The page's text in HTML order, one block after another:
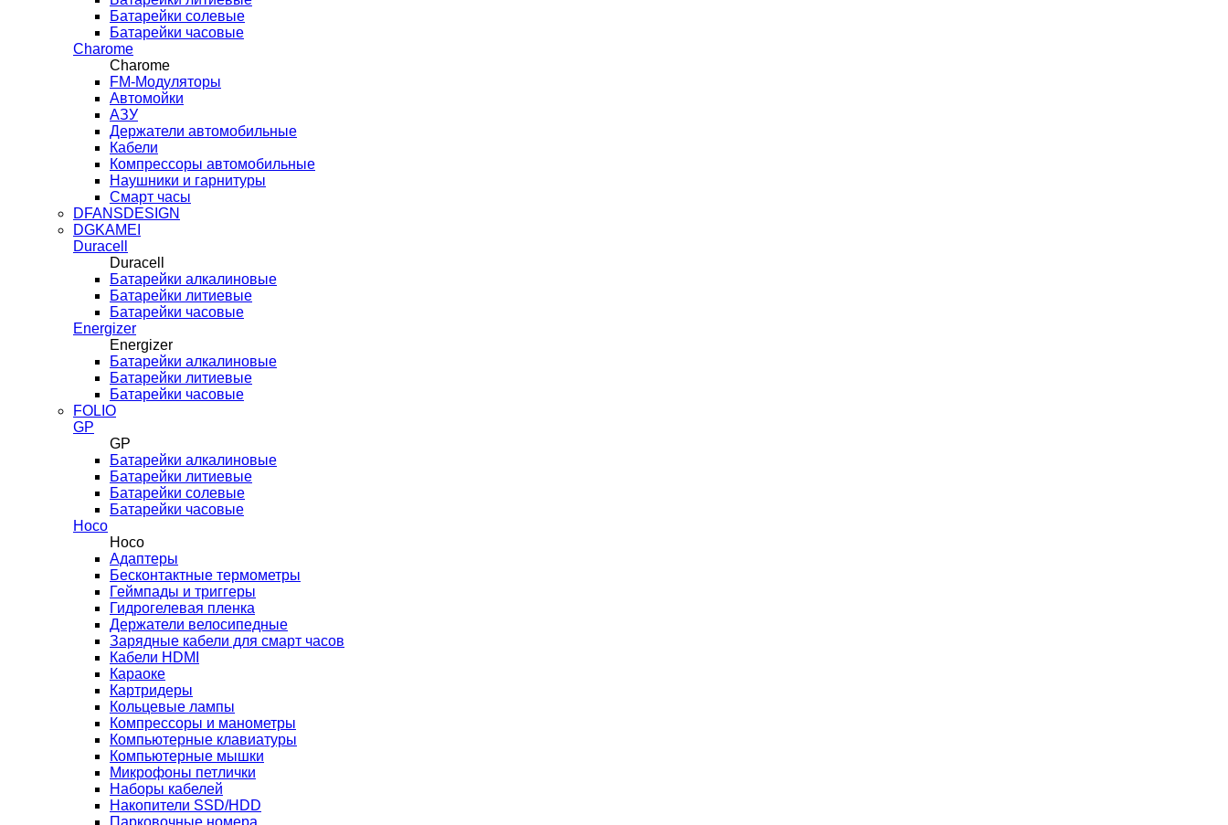
Батарейки солевые
Батарейки часовые
Charome
Charome
FM-Модуляторы
Автомойки
АЗУ
Держатели автомобильные
Кабели
Компрессоры автомобильные
Наушники и гарнитуры
Смарт часы
DFANSDESIGN
DGKAMEI
Duracell
Duracell
Батарейки алкалиновые
Батарейки литиевые
Батарейки часовые
Energizer
Energizer
Батарейки алкалиновые
Батарейки литиевые
Батарейки часовые
FOLIO
GP
GP
Батарейки алкалиновые
Батарейки литиевые
Батарейки солевые
Батарейки часовые
Hoco
Hoco
Адаптеры
Бесконтактные термометры
Геймпады и триггеры
Гидрогелевая пленка
Держатели велосипедные
Зарядные кабели для смарт часов
Кабели HDMI
Караоке
Картридеры
Кольцевые лампы
Компрессоры и манометры
Компьютерные клавиатуры
Компьютерные мышки
Микрофоны петлички
Наборы кабелей
Накопители SSD/HDD
Парковочные номера